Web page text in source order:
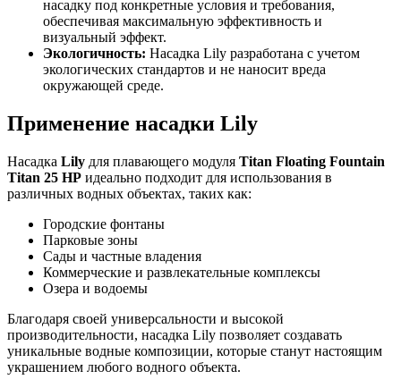
насадку под конкретные условия и требования,
обеспечивая максимальную эффективность и
визуальный эффект.
Экологичность: Насадка Lily разработана с учетом
экологических стандартов и не наносит вреда
окружающей среде.
Применение насадки Lily
Насадка Lily для плавающего модуля Titan Floating Fountain
Titan 25 HP идеально подходит для использования в
различных водных объектах, таких как:
Городские фонтаны
Парковые зоны
Сады и частные владения
Коммерческие и развлекательные комплексы
Озера и водоемы
Благодаря своей универсальности и высокой
производительности, насадка Lily позволяет создавать
уникальные водные композиции, которые станут настоящим
украшением любого водного объекта.